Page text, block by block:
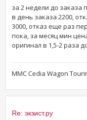
за 2 недели до заказа
в день заказа 2200,
3000, отказ еще раз
пока, за месяц мин
оригинал в 1,5-2 раза
MMC Cedia Wagon
Re: экзист.ру